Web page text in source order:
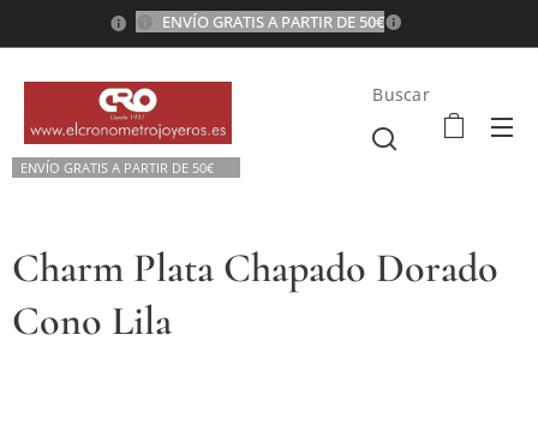
ENVÍO GRATIS A PARTIR DE 50€
ENVÍO GRATIS A PARTIR DE 50€💫
Buscar
Charm Plata Chapado Dorado
Cono Lila